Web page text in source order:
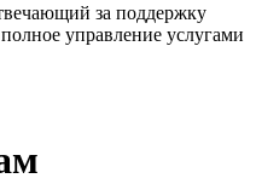
за поддержку
управление услугами